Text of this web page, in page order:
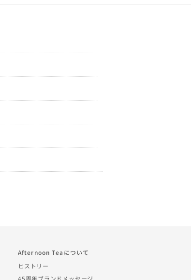
Afternoon Teaについて
ヒストリー
45周年ブランドメッセージ